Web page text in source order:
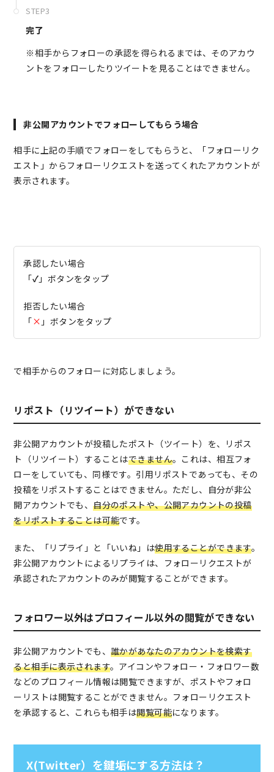
STEP3
完了
※相手からフォローの承認を得られるまでは、そのアカウ
ントをフォローしたりツイートを見ることはできません。
非公開アカウントでフォローしてもらう場合
相手に上記の手順でフォローをしてもらうと、「フォローリク
エスト」からフォローリクエストを送ってくれたアカウントが
表示されます。
承認したい場合
「✓ 」ボタンをタップ
拒否したい場合
「× 」ボタンをタップ
で相手からのフォローに対応しましょう。
リポスト（リツイート）ができない
非公開アカウントが投稿したポスト（ツイート）を、リポス
ト（リツイート）することはできません。これは、相互フォ
ローをしていても、同様です。引用リポストであっても、その
投稿をリポストすることはできません。ただし、自分が非公
開アカウントでも、自分のポストや、公開アカウントの投稿
をリポストすることは可能です。
また、「リプライ」と「いいね」は使用することができます。
非公開アカウントによるリプライは、フォローリクエストが
承認されたアカウントのみが閲覧することができます。
フォロワー以外はプロフィール以外の閲覧ができない
非公開アカウントでも、誰かがあなたのアカウントを検索す
ると相手に表示されます。アイコンやフォロー・フォロワー数
などのプロフィール情報は閲覧できますが、ポストやフォロ
ーリストは閲覧することができません。フォローリクエスト
を承認すると、これらも相手は閲覧可能になります。
X(Twitter）を鍵垢にする方法は？